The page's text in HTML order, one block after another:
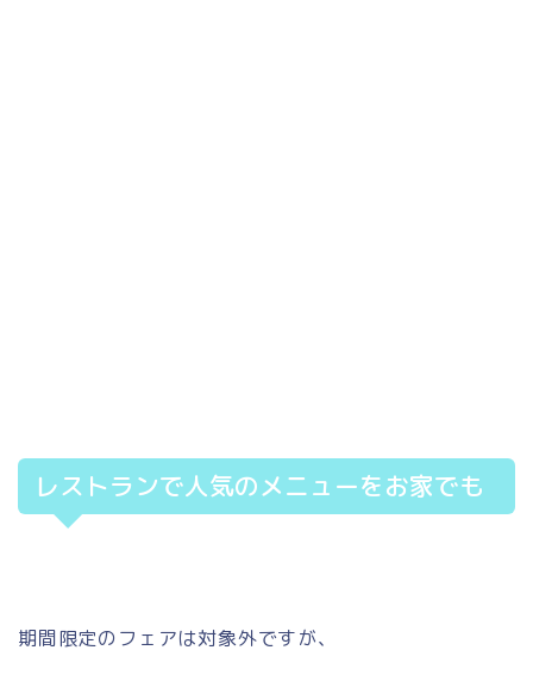
レストランで人気のメニューをお家でも
期間限定のフェアは対象外ですが、